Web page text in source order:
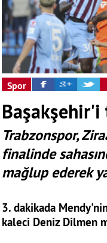
Spor
Trabzonspor,
finalinde
mağlup ederek
3. dakikada
kaleci Deniz Dilmen